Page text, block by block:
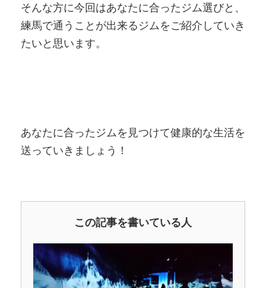
そんな方に今回はあなたに合ったジム選びと、
練馬で通うことが出来るジムをご紹介していき
たいと思います。
あなたに合ったジムを見つけて健康的な生活を
送っていきましょう！
この記事を書いている人